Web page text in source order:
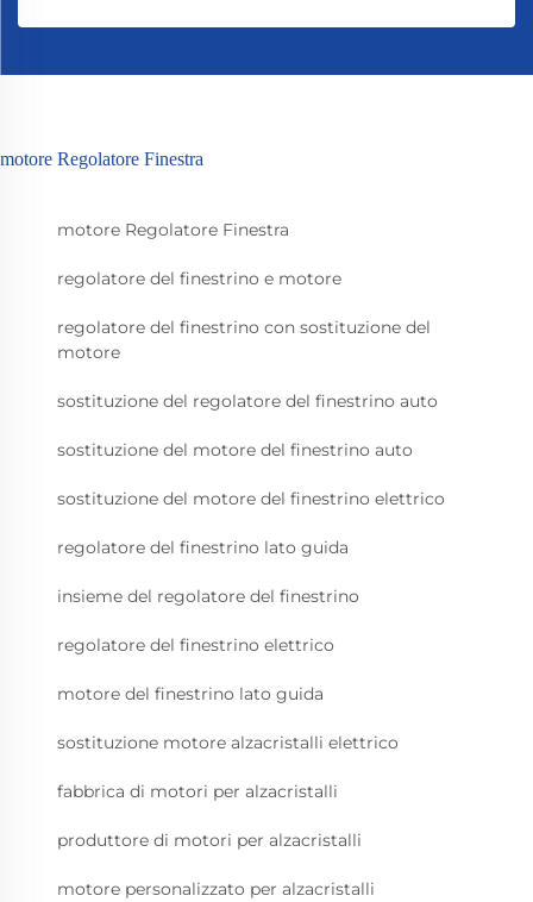
motore Regolatore Finestra
motore Regolatore Finestra
regolatore del finestrino e motore
regolatore del finestrino con sostituzione del
motore
sostituzione del regolatore del finestrino auto
sostituzione del motore del finestrino auto
sostituzione del motore del finestrino elettrico
regolatore del finestrino lato guida
insieme del regolatore del finestrino
regolatore del finestrino elettrico
motore del finestrino lato guida
sostituzione motore alzacristalli elettrico
fabbrica di motori per alzacristalli
produttore di motori per alzacristalli
motore personalizzato per alzacristalli